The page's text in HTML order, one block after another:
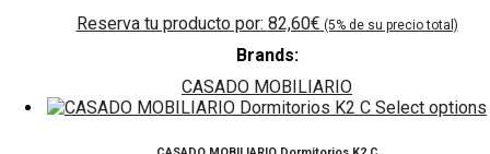
82,60€
Brands:
CASADO MOBILIARIO
Select options